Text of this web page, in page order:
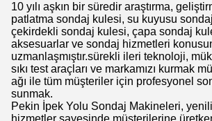
10 yılı aşkın bir süredir araştırma,
patlatma sondaj kulesi, su kuyusu
çekirdekli sondaj kulesi, çapa sondaj
aksesuarlar ve sondaj hizmetleri
uzmanlaşmıştır.sürekli ileri teknoloji,
sıkı test araçları ve markamızı kurmak
ağı ile tüm müşteriler için profesyonel
sunmak.
Pekin İpek Yolu Sondaj Makineleri,
hizmetler sayesinde müşterilerine